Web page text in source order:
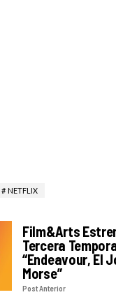
NETFLIX
Film&Arts
Tercera
“Endeavour, El
Morse”
Post Anterior